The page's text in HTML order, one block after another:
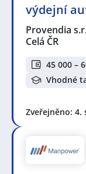
výdejní
Provendia
Celá ČR
45 000 –
Vhodné
Zveřejněno: 4.